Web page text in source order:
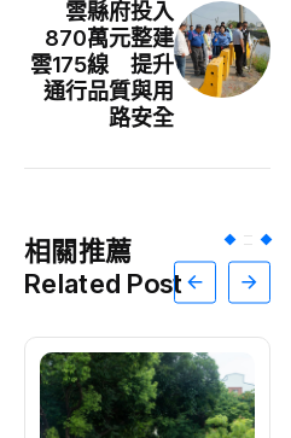
雲縣府投入
870萬元整建
雲175線 提升
通行品質與用
路安全
相關推薦
Related Post